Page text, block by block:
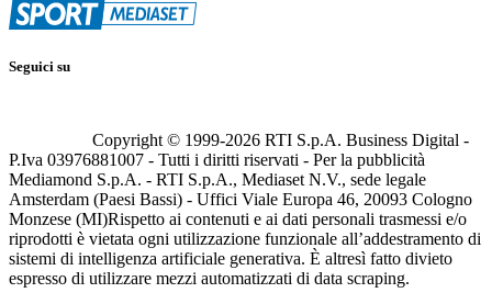
Seguici su
Copyright © 1999-2026 RTI S.p.A. Business Digital -
P.Iva 03976881007 - Tutti i diritti riservati - Per la pubblicità
Mediamond S.p.A. - RTI S.p.A., Mediaset N.V., sede legale
Amsterdam (Paesi Bassi) - Uffici Viale Europa 46, 20093 Cologno
Monzese (MI)Rispetto ai contenuti e ai dati personali trasmessi e/o
riprodotti è vietata ogni utilizzazione funzionale all’addestramento di
sistemi di intelligenza artificiale generativa. È altresì fatto divieto
espresso di utilizzare mezzi automatizzati di data scraping.